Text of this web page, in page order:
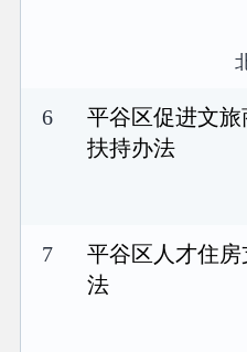
6
平谷区促进文
扶持办法
7
平谷区人才住
法